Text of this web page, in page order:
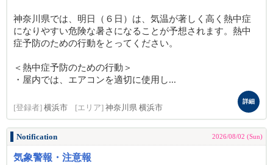
神奈川県では、明日（６日）は、気温が著しく高く熱中症
になりやすい危険な暑さになることが予想されます。熱中
症予防のための行動をとってください。
＜熱中症予防のための行動＞
・屋内では、エアコンを適切に使用し...
[登録者] 横浜市 [エリア] 神奈川県 横浜市
詳細
Notification 2026/08/02 (Sun)
気象警報・注意報